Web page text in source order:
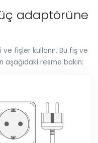
adaptörüne
fişler kullanır. Bu fiş ve
aşağıdaki resme bakın: